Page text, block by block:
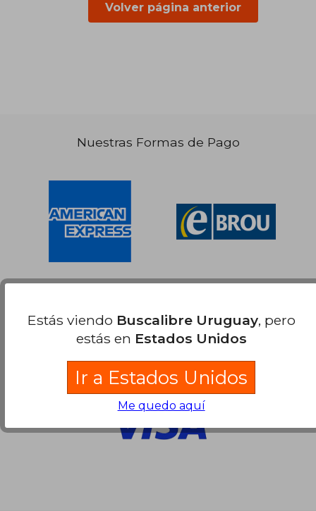
Volver página anterior
Nuestras Formas de Pago
Estás viendo Buscalibre Uruguay, pero
estás en Estados Unidos
Ir a Estados Unidos
Me quedo aquí